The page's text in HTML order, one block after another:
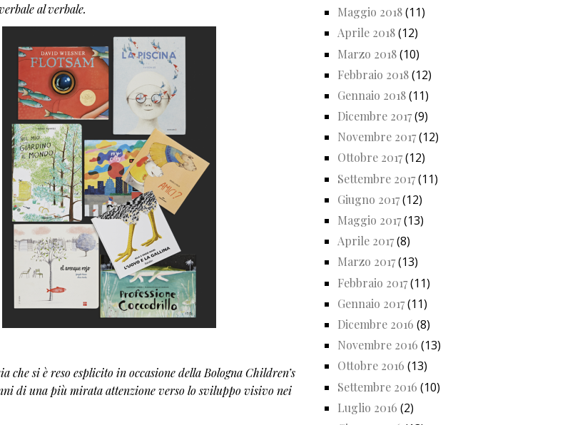
al verbale.
si è reso esplicito in occasione della Bologna Children’s
di una più mirata attenzione verso lo sviluppo visivo nei
Maggio 2018(11)
Aprile 2018(12)
Marzo 2018(10)
Febbraio 2018(12)
Gennaio 2018(11)
Dicembre 2017(9)
Novembre 2017(12)
Ottobre 2017(12)
Settembre 2017(11)
Giugno 2017(12)
Maggio 2017(13)
Aprile 2017(8)
Marzo 2017(13)
Febbraio 2017(11)
Gennaio 2017(11)
Dicembre 2016 (8)
Novembre 2016 (13)
Ottobre 2016 (13)
Settembre 2016 (10)
Luglio 2016 (2)